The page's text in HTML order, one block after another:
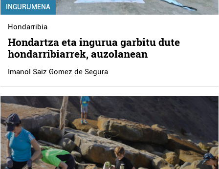
INGURUMENA
Hondarribia
Hondartza eta ingurua garbitu dute
hondarribiarrek, auzolanean
Imanol Saiz Gomez de Segura